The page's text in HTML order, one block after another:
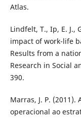
Atlas.
Lindfelt, T., Ip, E. J.,
impact of work-life
Results from a
Research in Social
390.
Marras, J. P.
operacional ao